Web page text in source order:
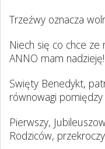
Trzeźwy oznacza
Niech się co chce
ANNO mam nadzieję!
Swięty Benedykt,
równowagi
Pierwszy,
Rodziców,